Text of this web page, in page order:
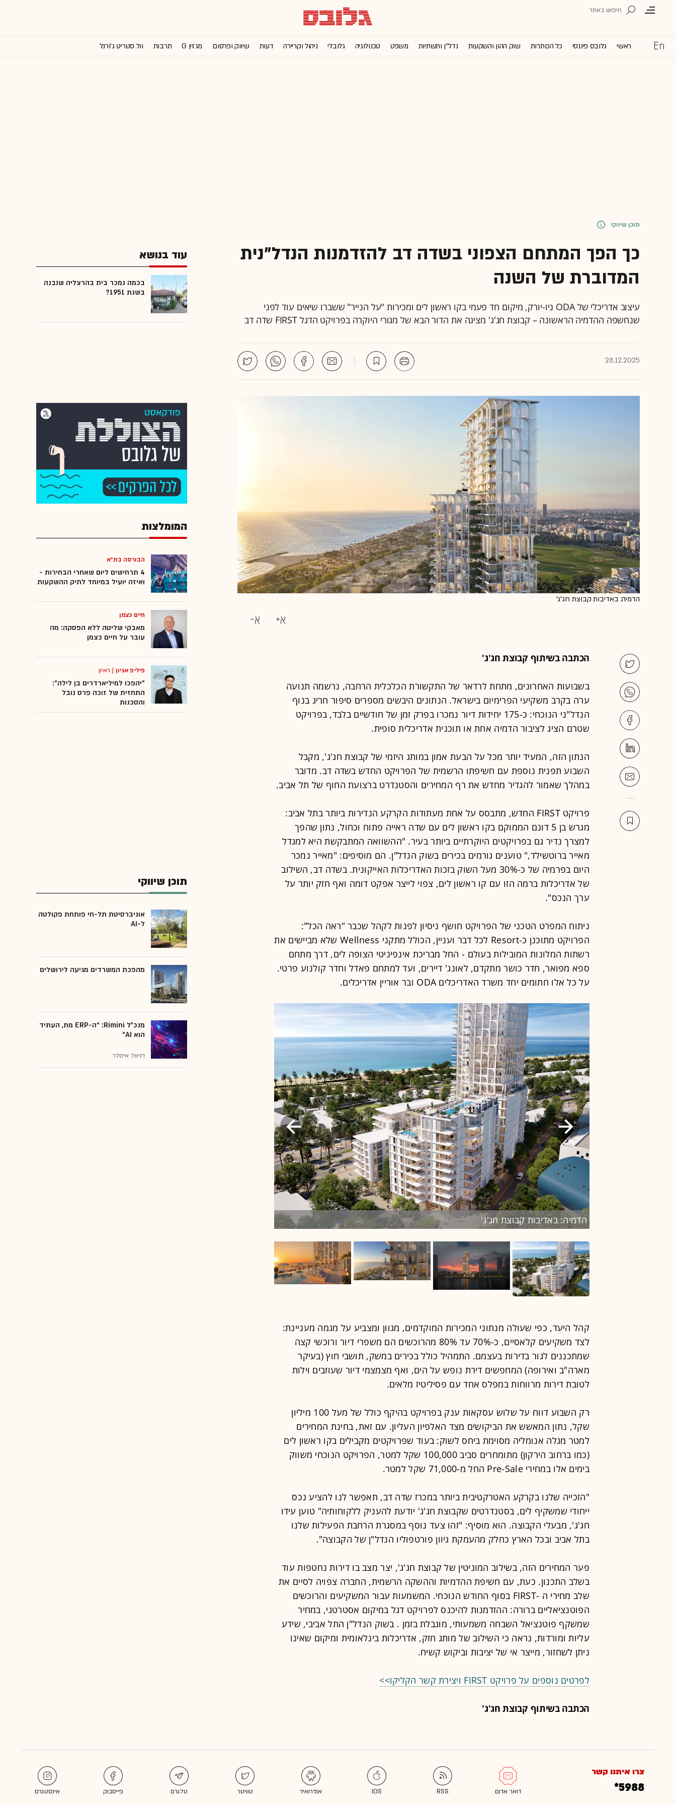
ראשי גלובס פיננסי כל הכותרות שוק ההון והשקעות נדל''ן ותשתיות משפט טכנולוגיה גלובלי ניהול וקריירה דעות שיווק ופרסום מגזין G תרבות וול סטריט ג'ורנל
תוכן שיווקי
כך הפך המתחם הצפוני בשדה דב להזדמנות הנדל"נית
המדוברת של השנה
עיצוב אדריכלי של ODA ניו-יורק, מיקום חד פעמי בקו ראשון לים ומכירות "על הנייר" ששברו שיאים עוד לפני
שנחשפה ההדמיה הראשונה – קבוצת חג'ג' מציגה את הדור הבא של מגורי היוקרה בפרויקט הדגל FIRST שדה דב
28.12.2025
הדמיה: באדיבות קבוצת חג'ג'
הכתבה בשיתוף קבוצת חג'ג'
בשבועות האחרונים, מתחת לרדאר של התקשורת הכלכלית הרחבה, נרשמה תנועה
ערה בקרב משקיעי הפרימיום בישראל. הנתונים היבשים מספרים סיפור חריג בנוף
הנדל"ני הנוכחי: כ-175 יחידות דיור נמכרו בפרק זמן של חודשיים בלבד, בפרויקט
שטרם הציג לציבור הדמיה אחת או תוכנית אדריכלית סופית.
הנתון הזה, המעיד יותר מכל על הבעת אמון במותג היזמי של קבוצת חג'ג', מקבל
השבוע תפנית נוספת עם חשיפתו הרשמית של הפרויקט החדש בשדה דב. מדובר
במהלך שאמור להגדיר מחדש את רף המחירים והסטנדרט ברצועת החוף של תל אביב.
פרויקט FIRST החדש, מתבסס על אחת מעתודות הקרקע הנדירות ביותר בתל אביב:
מגרש בן 5 דונם הממוקם בקו ראשון לים עם שדה ראייה פתוח וכחול, נתון שהפך
למצרך נדיר גם בפרויקטים היוקרתיים ביותר בעיר. "ההשוואה המתבקשת היא למגדל
מאייר ברוטשילד," טוענים גורמים בכירים בשוק הנדל"ן. הם מוסיפים: "מאייר נמכר
היום בפרמיה של כ-30% מעל השוק בזכות האדריכלות האייקונית. בשדה דב, השילוב
של אדריכלות ברמה הזו עם קו ראשון לים, צפוי לייצר אפקט דומה ואף חזק יותר על
ערך הנכס".
ניתוח המפרט הטכני של הפרויקט חושף ניסיון לפנות לקהל שכבר "ראה הכל":
הפרויקט מתוכנן כ-Resort לכל דבר ועניין, הכולל מתקני Wellness שלא מביישים את
רשתות המלונות המובילות בעולם - החל מבריכת אינפיניטי הצופה לים, דרך מתחם
ספא מפואר, חדר כושר מתקדם, לאונג' דיירים, ועד למתחם פאדל וחדר קולנוע פרטי.
על כל אלו חתומים יחד משרד האדריכלים ODA ובר אוריין אדריכלים.
הדמיה: באדיבות קבוצת חג'ג'
קהל היעד, כפי שעולה מנתוני המכירות המוקדמים, מגוון ומצביע על מגמה מעניינת:
לצד משקיעים קלאסיים, כ-70% עד 80% מהרוכשים הם משפרי דיור ורוכשי קצה
שמתכננים לגור בדירות בעצמם. התמהיל כולל בכירים במשק, תושבי חוץ (בעיקר
מארה"ב ואירופה) המחפשים דירת נופש על הים, ואף מצמצמי דיור שעוזבים וילות
לטובת דירות מרווחות במפלס אחד עם פסיליטיז מלאים.
רק השבוע דווח על שלוש עסקאות ענק בפרויקט בהיקף כולל של מעל 100 מיליון
שקל, נתון המאשש את הביקושים מצד האלפיון העליון. עם זאת, בחינת המחירים
למטר מגלה אנומליה מסוימת ביחס לשוק: בעוד שפרויקטים מקבילים בקו ראשון לים
(כמו ברחוב הירקון) מתומחרים סביב 100,000 שקל למטר, הפרויקט הנוכחי משווק
בימים אלו במחירי Pre-Sale החל מ-71,000 שקל למטר.
"הזכייה שלנו בקרקע האטרקטיבית ביותר במכרז שדה דב, תאפשר לנו להציע נכס
ייחודי שמשקיף לים, בסטנדרטים שקבוצת חג'ג' יודעת להעניק ללקוחותיה" טוען עידו
חג'ג', מבעלי הקבוצה. הוא מוסיף: "זהו צעד נוסף במסגרת הרחבת הפעילות שלנו
בתל אביב ובכל הארץ כחלק מהעמקת גיוון פורטפוליו הנדל"ן של הקבוצה".
פער המחירים הזה, בשילוב המוניטין של קבוצת חג'ג', יצר מצב בו דירות נחטפות עוד
בשלב התכנון. כעת, עם חשיפת ההדמיות וההשקה הרשמית, החברה צפויה לסיים את
שלב מחירי ה -FIRST בסוף החודש הנוכחי. המשמעות עבור המשקיעים והרוכשים
הפוטנציאליים ברורה: ההזדמנות להיכנס לפרויקט דגל במיקום אסטרטגי, במחיר
שמשקף פוטנציאל השבחה משמעותי, מוגבלת בזמן . בשוק הנדל"ן התל אביבי, שידע
עליות ומורדות, נראה כי השילוב של מותג חזק, אדריכלות בינלאומית ומיקום שאינו
ניתן לשחזור, מייצר אי של יציבות וביקוש קשיח.
לפרטים נוספים על פרויקט FIRST ויצירת קשר הקליקו>>
הכתבה בשיתוף קבוצת חג'ג'
עוד בנושא
בכמה נמכר בית בהרצליה שנבנה
בשנת 1951?
המומלצות
הבורסה בת"א
4 תרחישים ליום שאחרי הבחירות -
ואיזה יועיל במיוחד לתיק ההשקעות
חיים כצמן
מאבקי שליטה ללא הפסקה: מה
עובר על חיים כצמן
פיליפ אגיון | ראיון
"יהפכו למיליארדרים בן לילה":
התחזית של זוכה פרס נובל
והסכנות
תוכן שיווקי
אוניברסיטת תל-חי פותחת פקולטה
ל-AI
מהפכת המשרדים מגיעה לירושלים
מנכ״ל Rimini: “ה-ERP מת, העתיד
הוא AI"
דניאל איסלר
צרו איתנו קשר
*5988